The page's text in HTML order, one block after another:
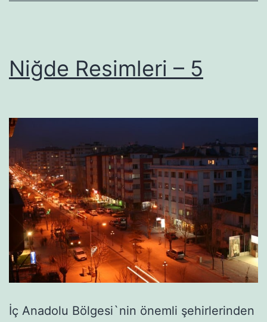
Niğde Resimleri – 5
İç Anadolu Bölgesi`nin önemli şehirlerinden